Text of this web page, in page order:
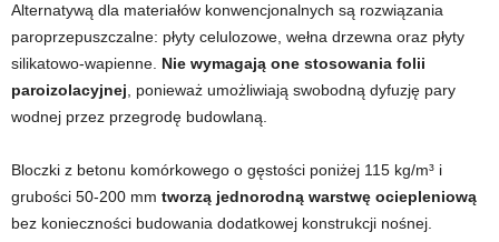
Alternatywą dla materiałów konwencjonalnych są rozwiązania
paroprzepuszczalne: płyty celulozowe, wełna drzewna oraz płyty
silikatowo-wapienne. Nie wymagają one stosowania folii
paroizolacyjnej, ponieważ umożliwiają swobodną dyfuzję pary
wodnej przez przegrodę budowlaną.
Bloczki z betonu komórkowego o gęstości poniżej 115 kg/m³ i
grubości 50-200 mm tworzą jednorodną warstwę ociepleniową
bez konieczności budowania dodatkowej konstrukcji nośnej.